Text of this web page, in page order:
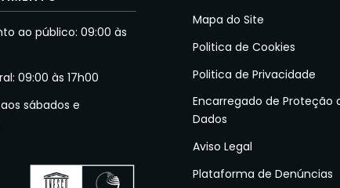
ao público: 09:00 às
09:00 às 17h00
sábados e
Mapa do Site
Politica de Cookies
Politica de Privacidade
Encarregado de Proteção
Dados
Aviso Legal
Plataforma de Denúncias